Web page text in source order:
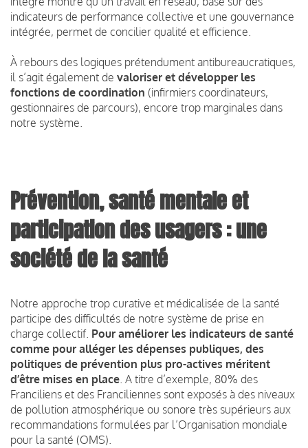
indicateurs de performance collective et une gouvernance
intégrée, permet de concilier qualité et efficience.
À rebours des logiques prétendument antibureaucratiques,
il s’agit également de valoriser et développer les
fonctions de coordination (infirmiers coordinateurs,
gestionnaires de parcours), encore trop marginales dans
notre système.
Prévention, santé mentale et
participation des usagers : une
société de la santé
Notre approche trop curative et médicalisée de la santé
participe des difficultés de notre système de prise en
charge collectif. Pour améliorer les indicateurs de santé
comme pour alléger les dépenses publiques, des
politiques de prévention plus pro-actives méritent
d’être mises en place. A titre d’exemple, 80% des
Franciliens et des Franciliennes sont exposés à des niveaux
de pollution atmosphérique ou sonore très supérieurs aux
recommandations formulées par l’Organisation mondiale
pour la santé (OMS).